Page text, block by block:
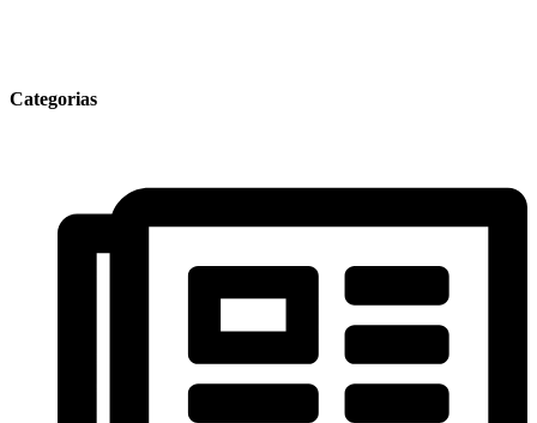
Categorias